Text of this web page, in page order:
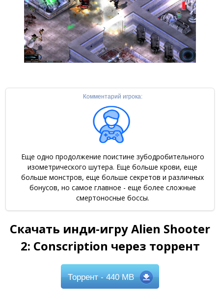
Комментарий игрока:
Еще одно продолжение поистине зубодробительного
изометрического шутера. Еще больше крови, еще
больше монстров, еще больше секретов и различных
бонусов, но самое главное - еще более сложные
смертоносные боссы.
Скачать инди-игру Alien Shooter
2: Conscription через торрент
Торрент- 440 MB